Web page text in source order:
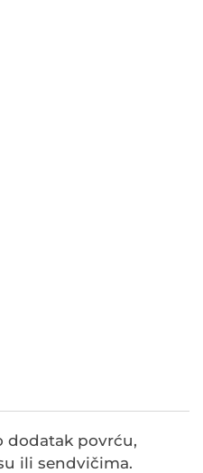
dodatak povrću,
ili sendvičima.